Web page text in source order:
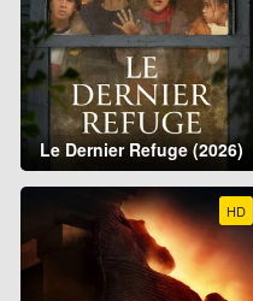
Le Dernier Refuge (2026)
HD